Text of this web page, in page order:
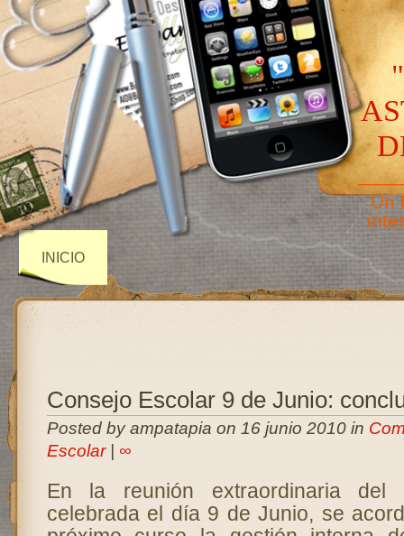
Un
INICIO
Consejo Escolar 9 de Junio:
Posted by ampatapia on 16 junio 2010 in
Escolar| ∞
En la reunión extraordinaria del
celebrada el día 9 de Junio, se